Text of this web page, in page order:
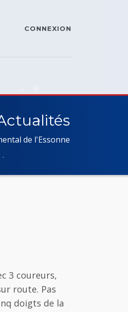
CONNEXION
de l'Essonne
3 coureurs,
route. Pas
doigts de la